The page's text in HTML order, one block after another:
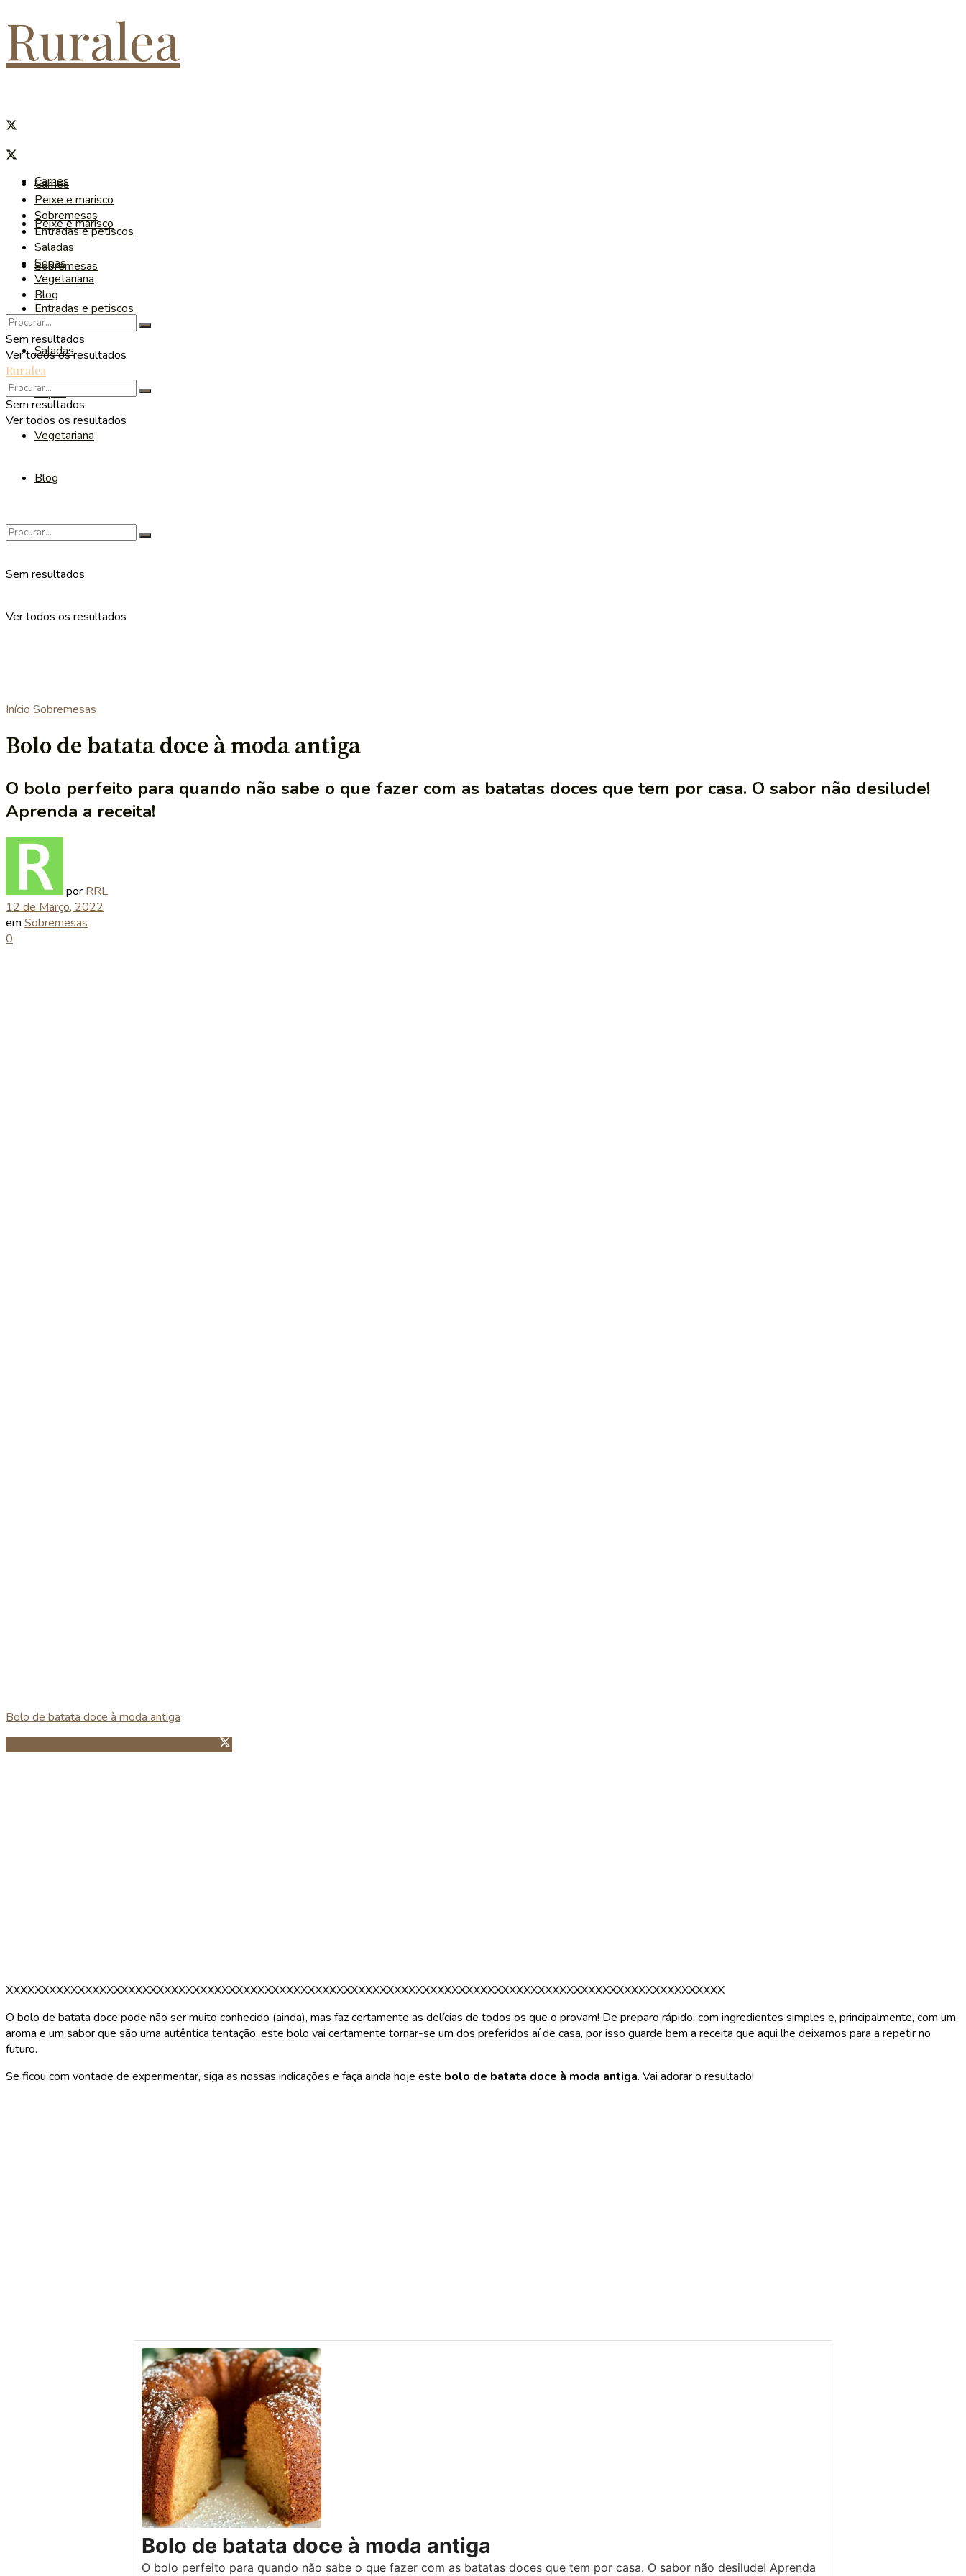
Ruralea
Carnes
Peixe e marisco
Sobremesas
Entradas e petiscos
Saladas
Sopas
Vegetariana
Blog
Sem resultados
Ver todos os resultados
Carnes
Peixe e marisco
Sobremesas
Entradas e petiscos
Saladas
Sopas
Vegetariana
Blog
Sem resultados
Ver todos os resultados
Ruralea
Sem resultados
Ver todos os resultados
Início Sobremesas
Bolo de batata doce à moda antiga
O bolo perfeito para quando não sabe o que fazer com as batatas doces que tem por casa. O sabor não desilude!
Aprenda a receita!
por RRL
12 de Março, 2022
em Sobremesas
0
Bolo de batata doce à moda antiga
Guardar no Pinterest
XXXXXXXXXXXXXXXXXXXXXXXXXXXXXXXXXXXXXXXXXXXXXXXXXXXXXXXXXXXXXXXXXXXXXXXXXXXXXXXXXXXXXXXXXXXXXXXXXXXX
O bolo de batata doce pode não ser muito conhecido (ainda), mas faz certamente as delícias de todos os que o provam! De preparo rápido, com ingredientes simples e, principalmente, com um
aroma e um sabor que são uma autêntica tentação, este bolo vai certamente tornar-se um dos preferidos aí de casa, por isso guarde bem a receita que aqui lhe deixamos para a repetir no
futuro.
Se ficou com vontade de experimentar, siga as nossas indicações e faça ainda hoje este bolo de batata doce à moda antiga. Vai adorar o resultado!
Bolo de batata doce à moda antiga
O bolo perfeito para quando não sabe o que fazer com as batatas doces que tem por casa. O sabor não desilude! Aprenda